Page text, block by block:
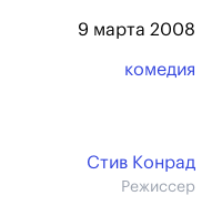
9 марта 2008
комедия
Стив Конрад
Режиссер